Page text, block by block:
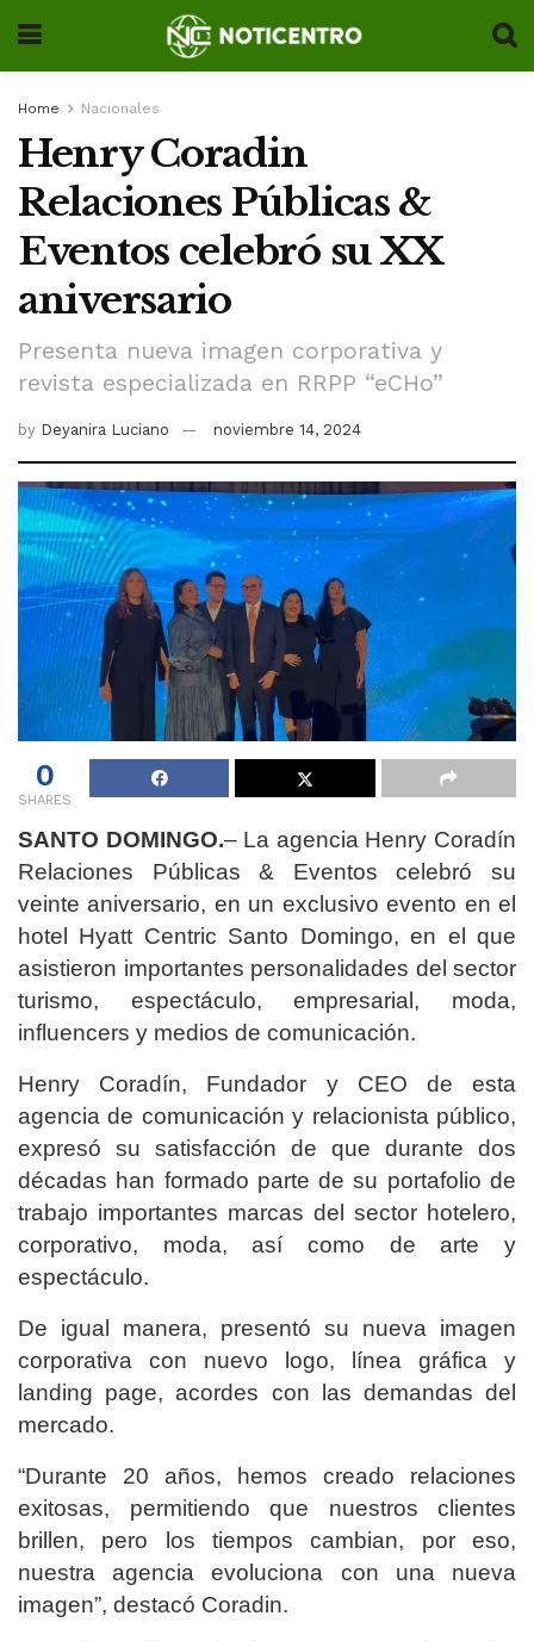
Home Nacionales
Henry Coradin
Relaciones Públicas &
Eventos celebró su XX
aniversario
Presenta nueva imagen corporativa y
revista especializada en RRPP “eCHo”
by Deyanira Luciano noviembre 14, 2024
0
SHARES
SANTO DOMINGO.– La agencia Henry Coradín
Relaciones Públicas & Eventos celebró su
veinte aniversario, en un exclusivo evento en el
hotel Hyatt Centric Santo Domingo, en el que
asistieron importantes personalidades del sector
turismo, espectáculo, empresarial, moda,
influencers y medios de comunicación.
Henry Coradín, Fundador y CEO de esta
agencia de comunicación y relacionista público,
expresó su satisfacción de que durante dos
décadas han formado parte de su portafolio de
trabajo importantes marcas del sector hotelero,
corporativo, moda, así como de arte y
espectáculo.
De igual manera, presentó su nueva imagen
corporativa con nuevo logo, línea gráfica y
landing page, acordes con las demandas del
mercado.
“Durante 20 años, hemos creado relaciones
exitosas, permitiendo que nuestros clientes
brillen, pero los tiempos cambian, por eso,
nuestra agencia evoluciona con una nueva
imagen”, destacó Coradin.